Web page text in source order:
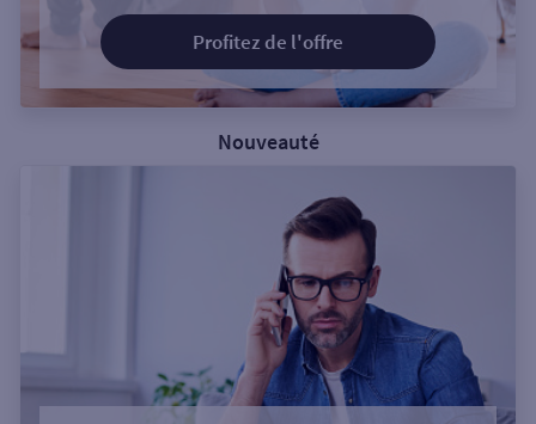
Profitez de l'offre
Nouveauté